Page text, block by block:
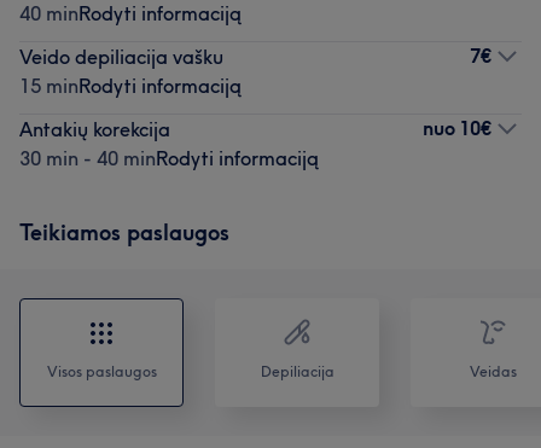
40 minRodyti informaciją
Veido depiliacija vašku
15 minRodyti informaciją
7€
Antakių korekcija
30 min - 40 minRodyti informaciją
nuo 10€
Teikiamos paslaugos
Visos paslaugos Depiliacija Veidas